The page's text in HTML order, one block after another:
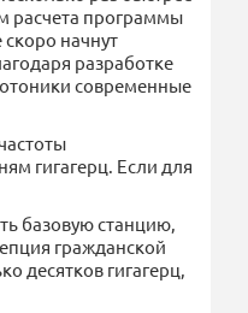
расчета программы
начнут
разработке
современные
гигагерц. Если для
базовую станцию,
гражданской
десятков гигагерц,